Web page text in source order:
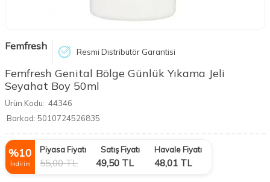
Femfresh Resmi Distribütör Garantisi
Femfresh Genital Bölge Günlük Yıkama Jeli
Seyahat Boy 50ml
Ürün Kodu: 44346
Barkod: 5010724526835
%10
İndirim
Piyasa Fiyatı
55,00TL
Satış Fiyatı
49,50 TL
Havale Fiyatı
48,01 TL